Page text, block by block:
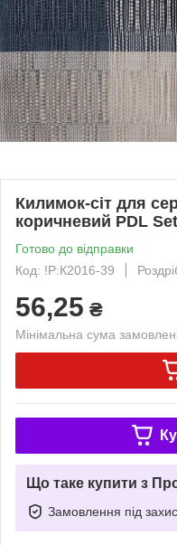
Килимок-сіт для
коричневий PDL
Готово до відправки
Код: !P:К2016-39
56,25 ₴
Мінімальна сума
Що таке купити з
Замовлення під